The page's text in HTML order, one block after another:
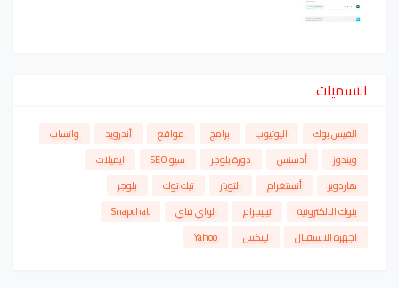
التسميات
الفيس بوك اليوتيوب برامج مواقع أندرويد
واتساب
ويندوز
أدسنس دورة بلوجر سيو SEO
ايميلات
هاردوير
أنستغرام التويتر تيك توك
بلوجر
بنوك الالكترونية
تيليجرام الواي فاي
Snapchat
اجهزة الاستقبال
لينكس Yahoo